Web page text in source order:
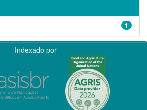
1
Indexado por